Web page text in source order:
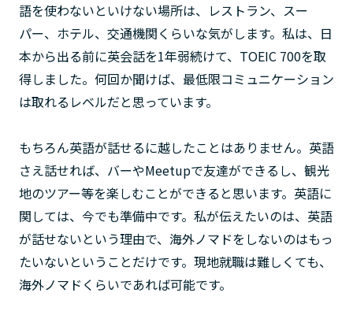
語を使わないといけない場所は、レストラン、スー
パー、ホテル、交通機関くらいな気がします。私は、日
本から出る前に英会話を1年弱続けて、TOEIC 700を取
得しました。何回か聞けば、最低限コミュニケーション
は取れるレベルだと思っています。
もちろん英語が話せるに越したことはありません。英語
さえ話せれば、バーやMeetupで友達ができるし、観光
地のツアー等を楽しむことができると思います。英語に
関しては、今でも準備中です。私が伝えたいのは、英語
が話せないという理由で、海外ノマドをしないのはもっ
たいないということだけです。現地就職は難しくても、
海外ノマドくらいであれば可能です。